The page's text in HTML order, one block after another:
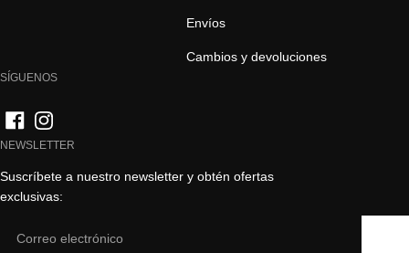
Envíos
Cambios y devoluciones
SÍGUENOS
NEWSLETTER
Suscríbete a nuestro newsletter y obtén ofertas
exclusivas: